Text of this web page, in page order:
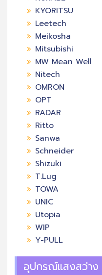
KYORITSU
Leetech
Meikosha
Mitsubishi
MW Mean Well
Nitech
OMRON
OPT
RADAR
Ritto
Sanwa
Schneider
Shizuki
T.Lug
TOWA
UNIC
Utopia
WIP
Y-PULL
อุปกรณ์แสงสว่าง